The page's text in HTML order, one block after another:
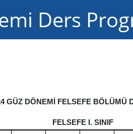
Ders
GÜZ DÖNEMİ FELSEFE BÖLÜMÜ
FELSEFE I. SINIF